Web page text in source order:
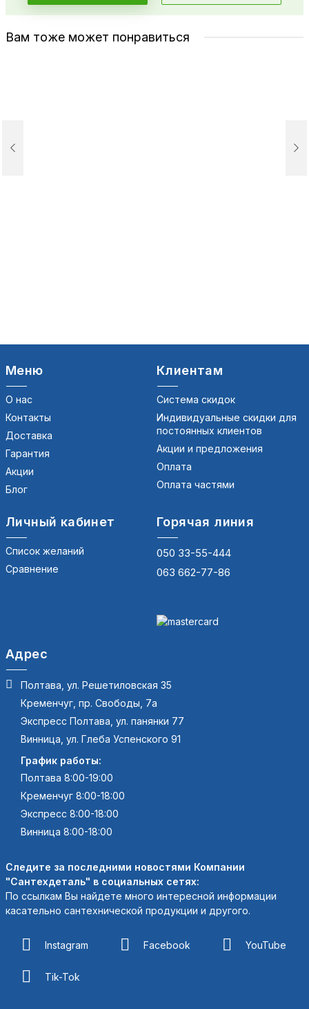
Вам тоже может понравиться
Меню
О нас
Контакты
Доставка
Гарантия
Акции
Блог
Клиентам
Система скидок
Индивидуальные скидки для
постоянных клиентов
Акции и предложения
Оплата
Оплата частями
Личный кабинет
Список желаний
Сравнение
Горячая линия
050 33-55-444
063 662-77-86
Адрес
Полтава, ул. Решетиловская 35
Кременчуг, пр. Свободы, 7а
Экспресс Полтава, ул. панянки 77
Винница, ул. Глеба Успенского 91
График работы:
Полтава 8:00-19:00
Кременчуг 8:00-18:00
Экспресс 8:00-18:00
Винница 8:00-18:00
Следите за последними новостями Компании
"Сантехдеталь" в социальных сетях:
По ссылкам Вы найдете много интересной информации
касательно сантехнической продукции и другого.
Instagram Facebook YouTube
Tik-Tok